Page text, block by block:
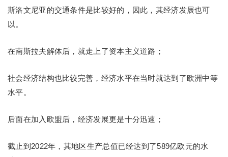
斯洛文尼亚的交通条件是比较好的，因此，其经济发展也可
以。
在南斯拉夫解体后，就走上了资本主义道路；
社会经济结构也比较完善，经济水平在当时就达到了欧洲中等
水平。
后面在加入欧盟后，经济发展更是十分迅速；
截止到2022年，其地区生产总值已经达到了589亿欧元的水